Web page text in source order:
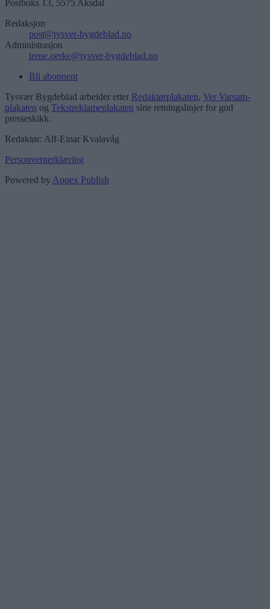
Postboks 13, 5575 Aksdal
Redaksjon
post@tysver-bygdeblad.no
Administrasjon
irene.oerke@tysver-bygdeblad.no
Bli abonnent
Tysvær Bygdeblad arbeider etter Redaktørplakaten, Ver Varsam-
plakaten og Tekstreklameplakaten sine retningslinjer for god
presseskikk.
Redaktør: Alf-Einar Kvalavåg
Personvernerklæring
Powered byAppex Publish